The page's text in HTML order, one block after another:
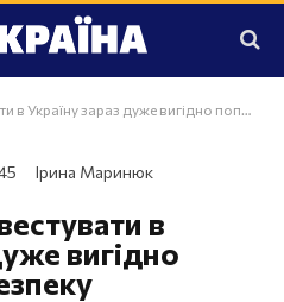
зараз дуже вигідно попри всю небезпеку
Ірина Маринюк
в
вигідно